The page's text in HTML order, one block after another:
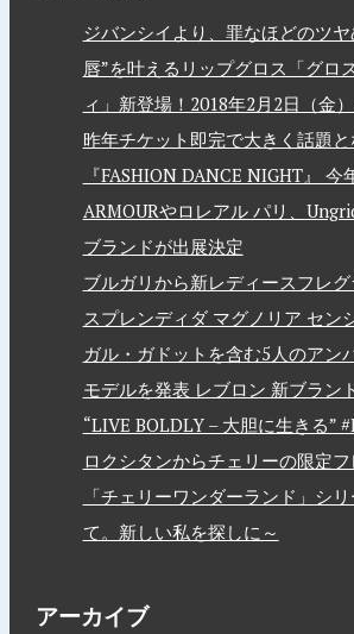
ジバンシイより、罪なほどのツ
唇”を叶えるリップグロス「グロ
ィ」新登場！2018年2月2日（金
昨年チケット即完で大きく話題と
『FASHION DANCE NIGHT』 今
ARMOURやロレアル パリ、
ブランドが出展決定
ブルガリから新レディースフレ
スプレンディダ マグノリア セン
ガル・ガドットを含む5人のアン
モデルを発表 レブロン 新ブラン
“LIVE BOLDLY – 大胆に生きる”
ロクシタンからチェリーの限定フ
「チェリーワンダーランド」シ
て。新しい私を探しに～
アーカイブ